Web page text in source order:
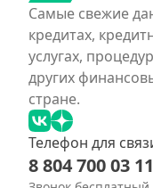
Самые свежие
кредитах,
услугах,
других
стране.
Телефон для
8 804 700 03 11